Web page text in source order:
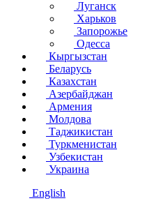
Луганск
Харьков
Запорожье
Одесса
Кыргызстан
Беларусь
Казахстан
Азербайджан
Армения
Молдова
Таджикистан
Туркменистан
Узбекистан
Украина
English